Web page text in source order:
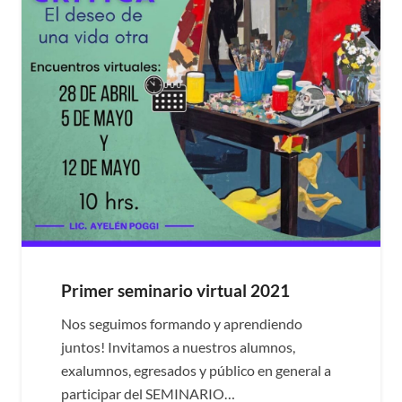
Primer seminario virtual 2021
Nos seguimos formando y aprendiendo
juntos! Invitamos a nuestros alumnos,
exalumnos, egresados y público en general a
participar del SEMINARIO…